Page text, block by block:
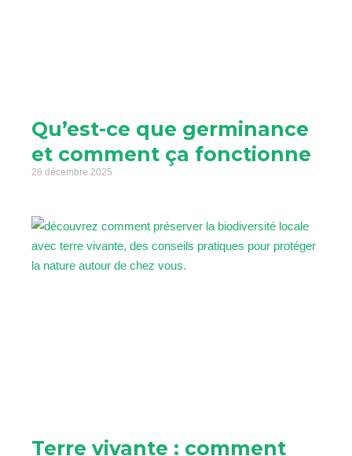
Qu’est-ce que germinance
et comment ça fonctionne
26 décembre 2025
Terre vivante : comment